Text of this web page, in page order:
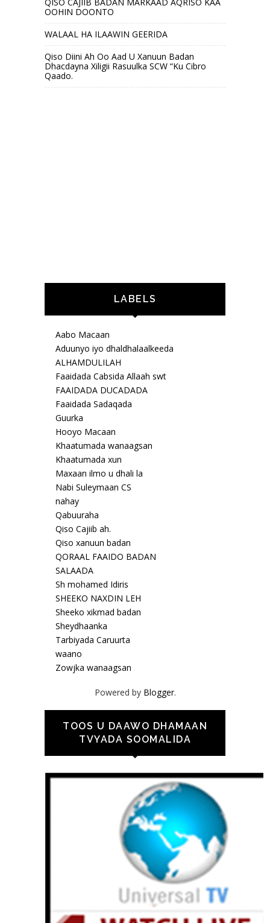
OOHIN DOONTO
WALAAL HA ILAAWIN GEERIDA
Qiso Diini Ah Oo Aad U Xanuun Badan
Dhacdayna Xiligii Rasuulka SCW “Ku Cibro
Qaado.
LABELS
Aabo Macaan
Aduunyo iyo dhaldhalaalkeeda
ALHAMDULILAH
Faaidada Cabsida Allaah swt
FAAIDADA DUCADADA
Faaidada Sadaqada
Guurka
Hooyo Macaan
Khaatumada wanaagsan
Khaatumada xun
Maxaan ilmo u dhali la
Nabi Suleymaan CS
nahay
Qabuuraha
Qiso Cajiib ah.
Qiso xanuun badan
QORAAL FAAIDO BADAN
SALAADA
Sh mohamed Idiris
SHEEKO NAXDIN LEH
Sheeko xikmad badan
Sheydhaanka
Tarbiyada Caruurta
waano
Zowjka wanaagsan
Powered by Blogger.
TOOS U DAAWO DHAMAAN
TVYADA SOOMALIDA